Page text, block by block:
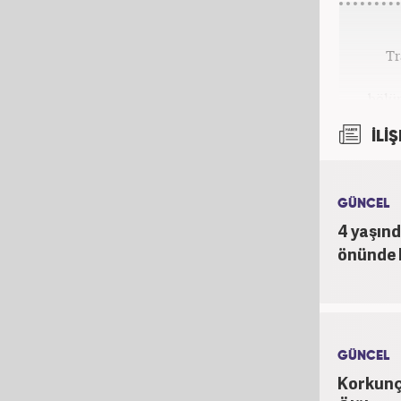
GÜNCEL
4
önünde
GÜNCEL